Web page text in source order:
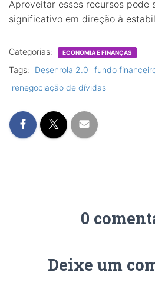
Aproveitar esses recursos pode
significativo em direção à
Categorias: ECONOMIA E FINANÇAS
Tags: Desenrola 2.0
fundo
renegociação de dívidas
0
Deixe um